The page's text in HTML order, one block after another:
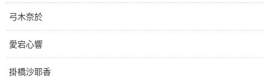
弓木奈於
愛宕心響
掛橋沙耶香